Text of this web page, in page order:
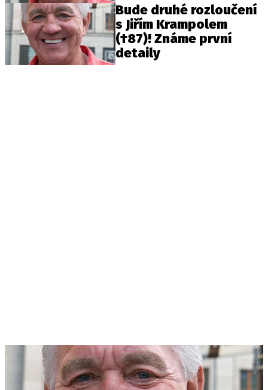
Bude druhé rozloučení
s Jiřím Krampolem
(†87)! Známe první
detaily